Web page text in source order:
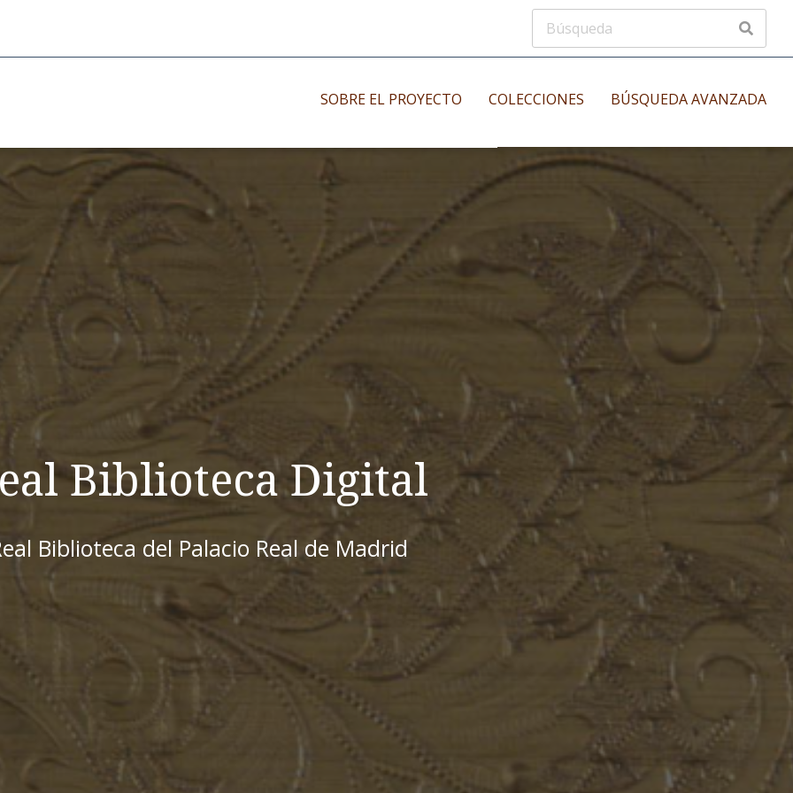
SOBRE EL PROYECTO COLECCIONES
Impresos antiguos
Impresos menores
BÚSQUEDA AVANZADA
Biblioteca Digital
Biblioteca del Palacio Real de Madrid